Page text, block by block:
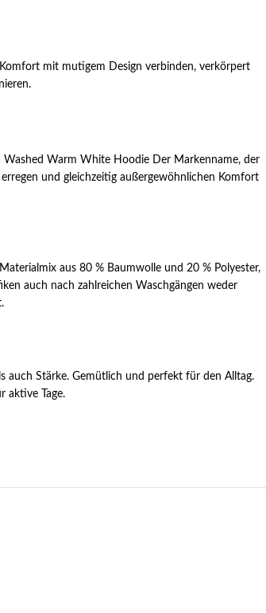
mit mutigem Design verbinden, verkörpert
Washed Warm White Hoodie Der Markenname, der
und gleichzeitig außergewöhnlichen Komfort
aus 80 % Baumwolle und 20 % Polyester,
auch nach zahlreichen Waschgängen weder
auch Stärke. Gemütlich und perfekt für den Alltag.
aktive Tage.